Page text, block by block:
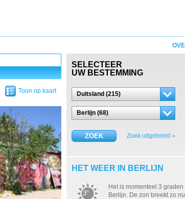
Toon op kaart
SELECTEER
UW BESTEMMING
Duitsland (215)
Berlijn (68)
ZOEK Zoek uitgebreid »
HET WEER IN BERLIJN
3°
Het is momenteel 3 graden
Berlijn. De zon breekt zo